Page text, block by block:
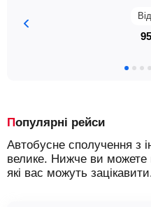
Популярні рейси
Автобусне сполучення з
велике. Нижче ви можете
які вас можуть